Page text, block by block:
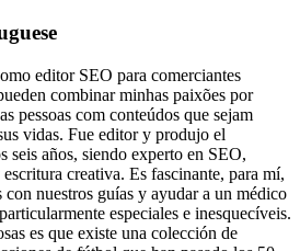
editor SEO para comerciantes
combinar minhas paixões por
pessoas com conteúdos que sejam
vidas. Fue editor y produjo el
seis años, siendo experto en SEO,
creativa. Es fascinante, para mí,
nuestros guías y ayudar a un médico
especiales e inesquecíveis.
es que existe una colección de